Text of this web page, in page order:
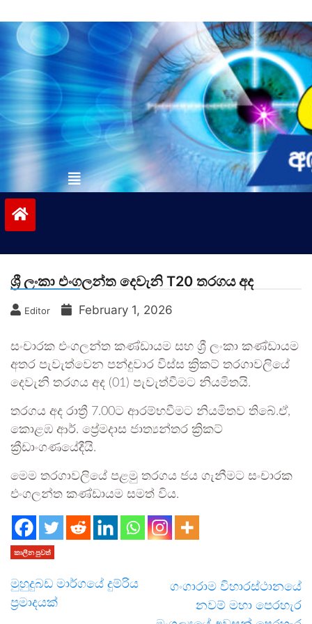
to
contentvinivida.lk
ශ්‍රී ලංකා එංගලන්ත දෙවැනි T20 තරගය අද
Editor February 1, 2026
සංචාරක එංගලන්ත කණ්ඩායම සහ ශ්‍රී ලංකා කණ්ඩායම
අතර පැවැත්වෙන පන්දුවාර විස්ස ක්‍රිකට් තරගාවලියේ
දෙවැනි තරගය අද (01) පැවැත්වීමට නියමිතයි.
තරගය අද රාත්‍රී 7.00ට ආරම්භවීමට නියමිතව තිබේ.ඒ,
කොළඹ ආර්. ප්‍රේමදාස ජාත්‍යන්තර ක්‍රිකට්
ක්‍රීඩාංගණයේදීයි.
මෙම තරගාවලියේ පළමු තරගය ජය ගැනීමට සංචාරක
එංගලන්ත කණ්ඩායම සමත් විය.
කාලීන පුවත්
මුහුදුබඩ මාර්ගයේ දුම්රිය
ප්‍රමාදයක්
ගංගාරාම විහාරස්ථානයේ
නවම් මහා පෙරහැර